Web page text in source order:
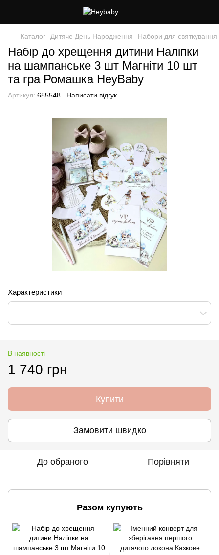
Каталог Дитяче День Народження Набори для
Набір до хрещення дитини Наліпки
на шампанське 3 шт Магніти 10 шт
та гра Ромашка HeyBaby
Артикул: 655548 Написати відгук
Характеристики
В наявності
1 740 грн
Купити
Замовити швидко
До обраного Порівняти
Разом купують